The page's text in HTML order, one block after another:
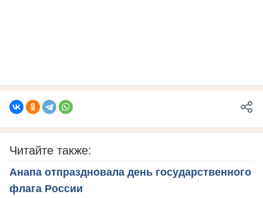
Читайте также:
Анапа отпраздновала день государственного
флага России